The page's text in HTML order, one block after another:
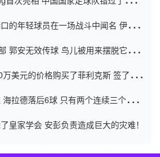
的年轻球员在一场战斗中闻名 伊万放
郭安无效传球 鸟儿被用来摆脱它
美元的价格购买了菲利克斯 签了7年
拉德落后6球 只有两个连续三个连续
皇家学会 安彭负责造成巨大的灾难！